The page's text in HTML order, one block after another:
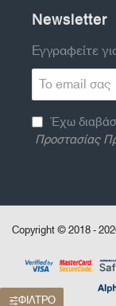
Newsletter
Εγγραφείτε
Το
email
σας
Έχω
Προστασίας
Copyright © 2018 -
ΦΊΛΤΡΟ